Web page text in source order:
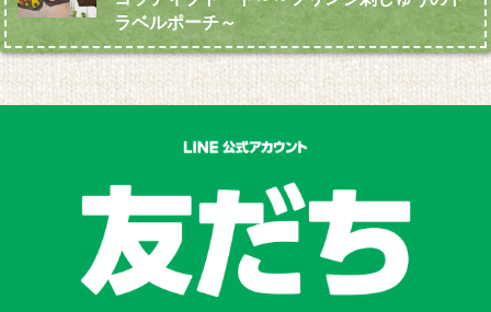
ラベルポーチ～